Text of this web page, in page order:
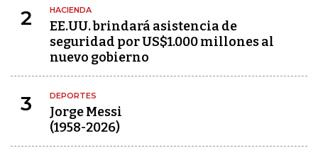
2 HACIENDA
EE.UU. brindará asistencia de
seguridad por US$1.000 millones al
nuevo gobierno
3 DEPORTES
Jorge Messi
(1958-2026)